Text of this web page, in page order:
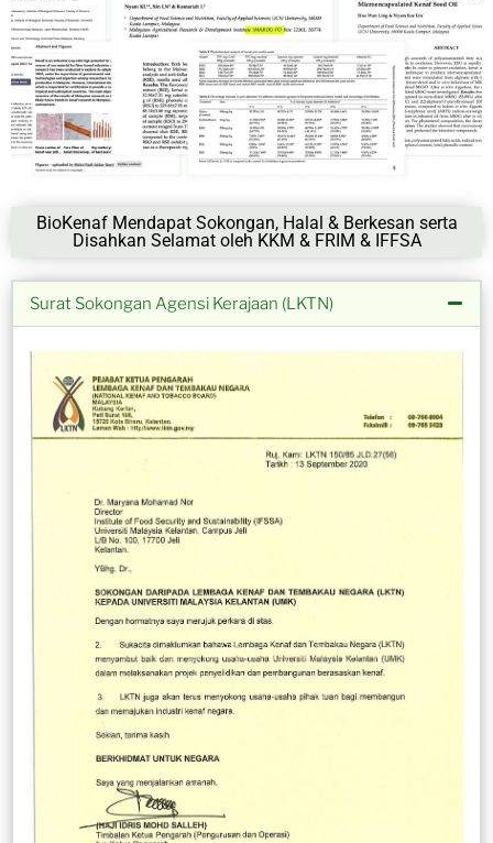
BioKenaf Mendapat Sokongan, Halal & Berkesan serta
Disahkan Selamat oleh KKM & FRIM & IFFSA
Surat Sokongan Agensi Kerajaan (LKTN)